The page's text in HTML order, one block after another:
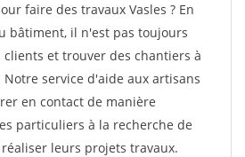
faire des travaux Vasles ? En
bâtiment, il n'est pas toujours
et trouver des chantiers à
service d'aide aux artisans
en contact de manière
particuliers à la recherche de
leurs projets travaux.